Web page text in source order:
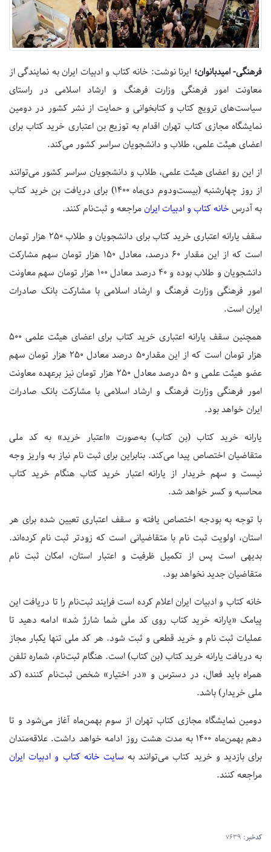
فرهنگی- امیدبانوان؛ ایرنا نوشت: خانه کتاب و ادبیات ایران به نمایندگی از
معاونت امور فرهنگی وزارت فرهنگ و ارشاد اسلامی در راستای
سیاست‌های ترویج کتاب و کتابخوانی و حمایت از نشر کشور در دومین
نمایشگاه مجازی کتاب تهران اقدام به توزیع بن اعتباری خرید کتاب برای
اعضای هیئت علمی، طلاب و دانشجویان سراسر کشور می‌کند.
از این رو اعضای هیئت علمی، طلاب و دانشجویان سراسر کشور می‌توانند
از روز چهارشنبه (بیست‌ودوم دی‌ماه ۱۴۰۰) برای دریافت بن خرید کتاب
به آدرسخانه کتاب و ادبیات ایرانمراجعه و ثبت‌نام کنند.
سقف یارانه اعتباری خرید کتاب برای دانشجویان و طلاب ۲۵۰ هزار تومان
است که از این مقدار ۶۰ درصد، معادل ۱۵۰ هزار تومان سهم مشارکت
دانشجویان و طلاب بوده و ۴۰ درصد معادل ۱۰۰ هزار تومان سهم معاونت
امور فرهنگی وزارت فرهنگ و ارشاد اسلامی با مشارکت بانک صادرات
ایران است.
همچنین سقف یارانه اعتباری خرید کتاب برای اعضای هیئت علمی ۵۰۰
هزار تومان است که از این مقدار۵۰ درصد معادل ۲۵۰ هزار تومان سهم
عضو هیئت علمی و ۵۰ درصد معادل ۲۵۰ هزار تومان نیز برعهده معاونت
امور فرهنگی وزارت فرهنگ و ارشاد اسلامی با مشارکت بانک صادرات
ایران خواهد بود.
یارانه خرید کتاب (بن کتاب) به‌صورت «اعتبار خرید» به کد ملی
متقاضیان اختصاص پیدا می‌کند. بنابراین برای ثبت نام نیاز به واریز وجه
نیست و سهم خریدار از یارانه اعتبار خرید کتاب هنگام خرید کتاب
محاسبه و کسر خواهد شد.
با توجه به بودجه اختصاص یافته و سقف اعتباری تعیین شده برای هر
استان، اولویت ثبت نام با متقاضیانی است که زودتر ثبت نام کرده‌اند.
بدیهی است پس از تکمیل ظرفیت و اعتبار استان، امکان ثبت نام
متقاضیان جدید نخواهد بود.
خانه کتاب و ادبیات ایران اعلام کرده است فرایند ثبت‌نام را تا دریافت این
پیامک «یارانه خرید کتاب روی کد ملی شما شارژ شد» ادامه دهید تا
عملیات ثبت نام و خرید قطعی و ثبت شود. هر کد ملی تنها یکبار مجاز
به دریافت یارانه خرید کتاب (بن کتاب) است. هنگام ثبت‌نام، شماره تلفن
همراه باید فعال، در دسترس و «در اختیار» شخص ثبت‌نام کننده (کد
ملی خریدار) باشد.
دومین نمایشگاه مجازی کتاب تهران از سوم بهمن‌ماه آغاز می‌شود و تا
دهم بهمن‌ماه ١٤٠٠ به مدت هشت روز ادامه خواهد داشت. علاقه‌مندان
برای بازدید و خرید کتاب می‌توانند به سایت خانه کتاب و ادبیات ایران
مراجعه کنند.
کدخبر: 7639